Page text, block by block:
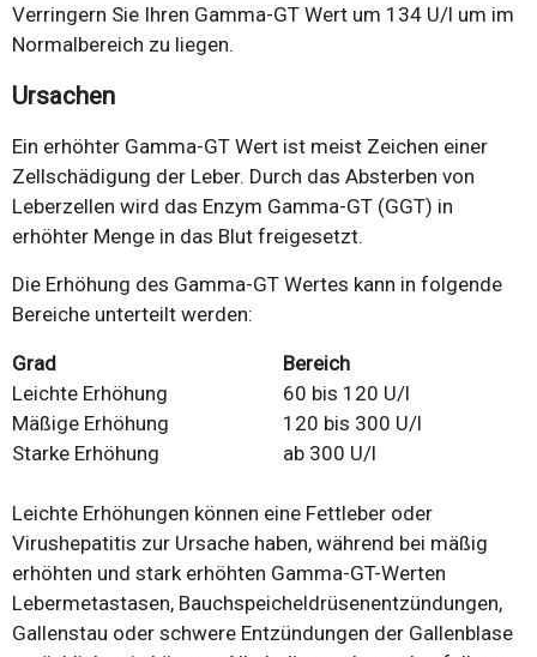
Verringern Sie Ihren Gamma-GT Wert um 134 U/l um im
Normalbereich zu liegen.
Ursachen
Ein erhöhter Gamma-GT Wert ist meist Zeichen einer
Zellschädigung der Leber. Durch das Absterben von
Leberzellen wird das Enzym Gamma-GT (GGT) in
erhöhter Menge in das Blut freigesetzt.
Die Erhöhung des Gamma-GT Wertes kann in folgende
Bereiche unterteilt werden:
Grad
Bereich
Leichte Erhöhung
60 bis 120 U/l
Mäßige Erhöhung
120 bis 300 U/l
Starke Erhöhung
ab 300 U/l
Leichte Erhöhungen können eine Fettleber oder
Virushepatitis zur Ursache haben, während bei mäßig
erhöhten und stark erhöhten Gamma-GT-Werten
Lebermetastasen, Bauchspeicheldrüsenentzündungen,
Gallenstau oder schwere Entzündungen der Gallenblase